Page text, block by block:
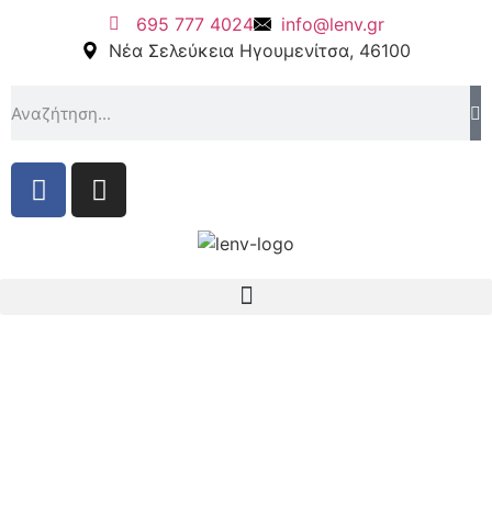
695 777 4024
info@lenv.gr
Νέα Σελεύκεια Ηγουμενίτσα, 46100